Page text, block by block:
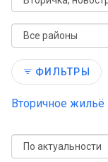
ФИЛЬТРЫ
Вторичное жильё